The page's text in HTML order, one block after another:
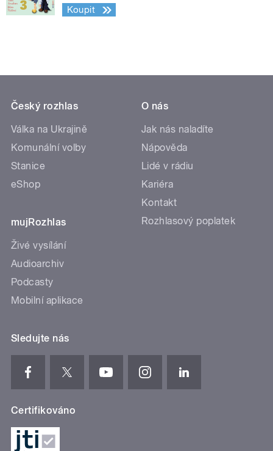
Koupit
Český rozhlas
Válka na Ukrajině
Komunální volby
Stanice
eShop
mujRozhlas
Živé vysílání
Audioarchiv
Podcasty
Mobilní aplikace
O nás
Jak nás naladíte
Nápověda
Lidé v rádiu
Kariéra
Kontakt
Rozhlasový poplatek
Sledujte nás
Certifikováno